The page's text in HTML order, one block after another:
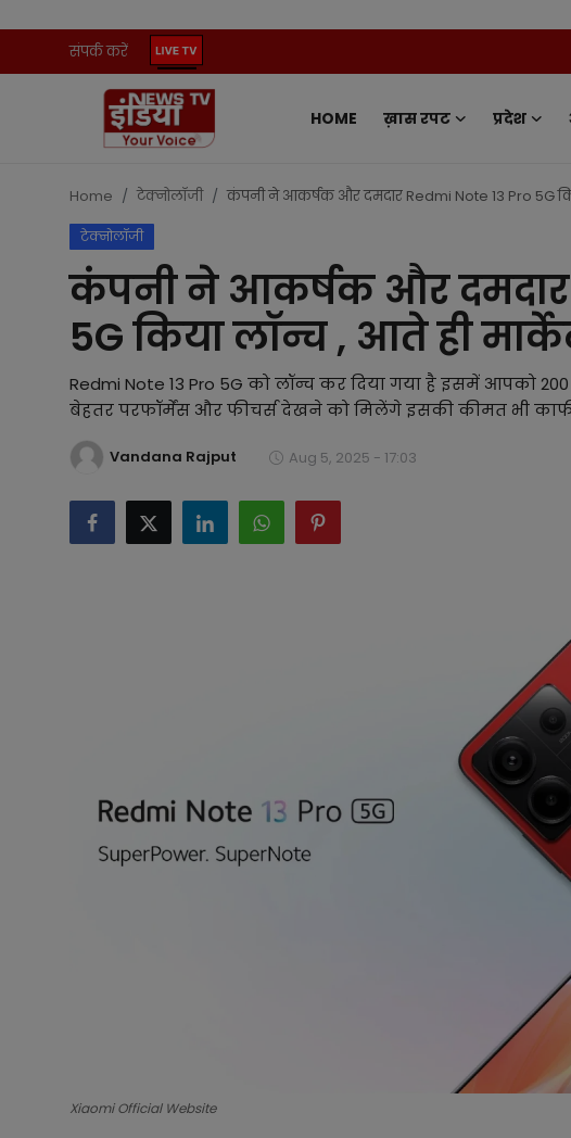
संपर्क करें
HOME ख़ास रपट प्रदेश
संपर्क करें
ख़ास रपट
मनोरंजन
टेक्नोलॉजी
Home टेक्नोलॉजी कंपनी ने आकर्षक और दमदार Redmi Note 13 Pro 5G
टेक्नोलॉजी
कंपनी ने आकर्षक और दमदार
5G किया लॉन्च , आते ही
Redmi Note 13 Pro 5G को लॉन्च कर दिया गया है इसमें आपको
बेहतर परफॉर्मेंस और फीचर्स देखने को मिलेंगे इसकी कीमत भी
Vandana Rajput Aug 5, 2025 - 17:03
Xiaomi Official Website